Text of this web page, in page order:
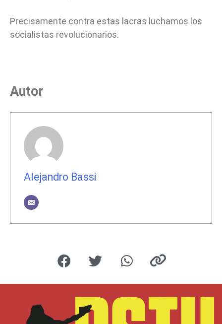
Precisamente contra estas lacras luchamos los
socialistas revolucionarios.
Autor
Alejandro Bassi